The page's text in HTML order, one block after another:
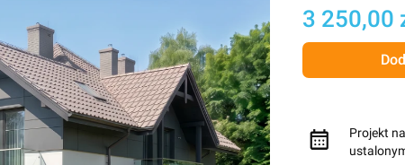
Cena
3 250,00
Projekt